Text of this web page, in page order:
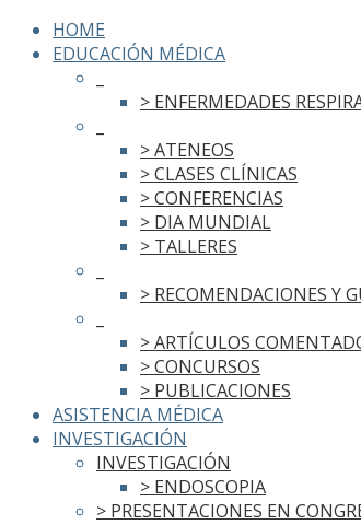
HOME
EDUCACIÓN MÉDICA
> ENFERMEDADES
> ATENEOS
> CLASES CLÍNICAS
> CONFERENCIAS
> DIA MUNDIAL
> TALLERES
> RECOMENDACIONES Y
> ARTÍCULOS
> CONCURSOS
> PUBLICACIONES
ASISTENCIA MÉDICA
INVESTIGACIÓN
INVESTIGACIÓN
> ENDOSCOPIA
> PRESENTACIONES EN